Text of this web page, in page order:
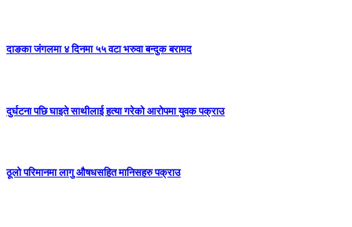
दाङका जंगलमा ४ दिनमा ५५ वटा भरुवा बन्दुक बरामद
दुर्घटना पछि घाइते साथीलाई हत्या गरेको आरोपमा युवक पक्राउ
ठूलो परिमानमा लागु औषधसहित मानिसहरु पक्राउ